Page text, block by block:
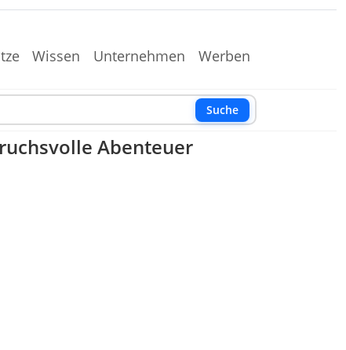
Wissen Unternehmen Werben
Suche
Abenteuer